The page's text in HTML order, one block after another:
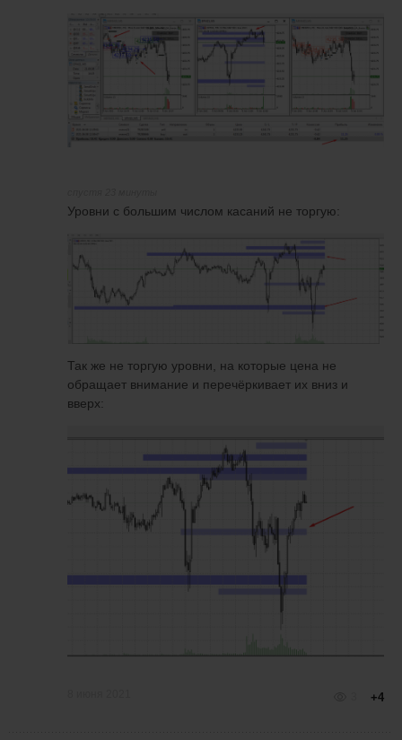
Уровни с большим числом касаний не торгую:
Так же не торгую уровни, на которые цена не
обращает внимание и перечёркивает их вниз и
вверх:
+4